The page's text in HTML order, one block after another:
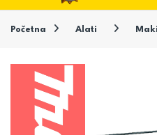
Početna Alati